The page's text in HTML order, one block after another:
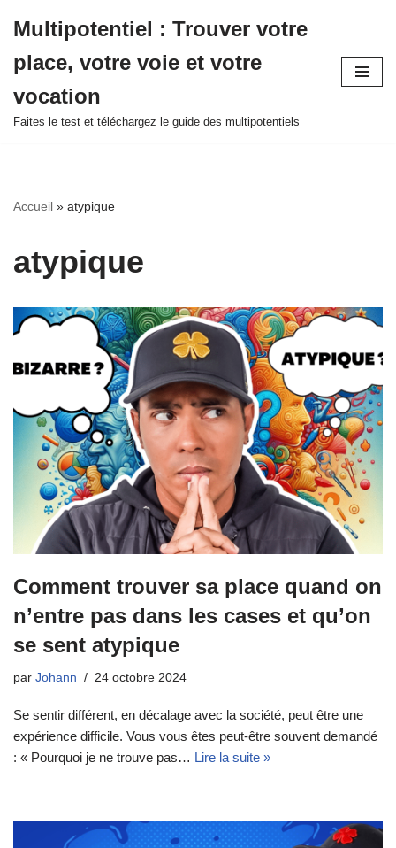
au
contenu
Multipotentiel : Trouver votre
place, votre voie et votre
vocation
Faites le test et téléchargez le guide des multipotentiels
Accueil » atypique
atypique
Comment trouver sa place quand on
n’entre pas dans les cases et qu’on
se sent atypique
par Johann 24 octobre 2024
Se sentir différent, en décalage avec la société, peut être une
expérience difficile. Vous vous êtes peut-être souvent demandé
: « Pourquoi je ne trouve pas… Lire la suite »